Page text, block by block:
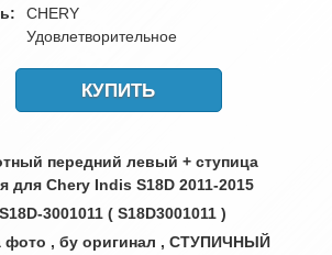
CHERY
Удовлетворительное
КУПИТЬ
передний левый + ступица
для Chery Indis S18D 2011-2015
3001011 ( S18D3001011 )
фото , бу оригинал , СТУПИЧНЫЙ